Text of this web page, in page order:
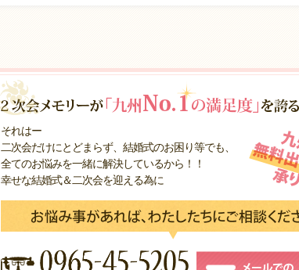
それはー
二次会だけにとどまらず、結婚式のお困り等でも、
全てのお悩みを一緒に解決しているから！！
幸せな結婚式＆二次会を迎える為に